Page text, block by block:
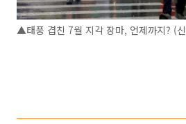
▲태풍 겹친 7월 지각 장마, 언제까지? (